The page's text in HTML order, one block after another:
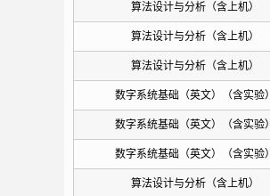
算法设计与分析（含上机）
算法设计与分析（含上机）
算法设计与分析（含上机）
数字系统基础（英文）（含实验）
数字系统基础（英文）（含实验）
数字系统基础（英文）（含实验）
算法设计与分析（含上机）